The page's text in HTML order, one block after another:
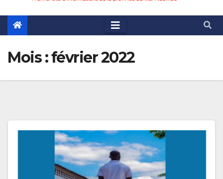
Mois :février 2022